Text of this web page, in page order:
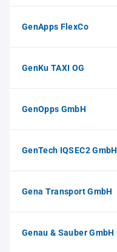
GenApps FlexCo
GenKu TAXI OG
GenOpps GmbH
GenTech IQSEC2 GmbH
Gena Transport GmbH
Genau & Sauber GmbH